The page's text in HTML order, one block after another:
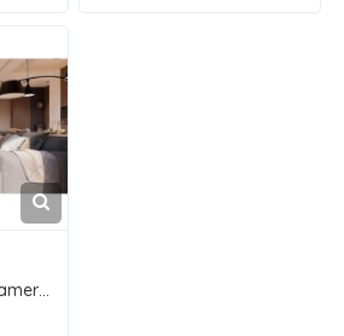
Horizon Pipera – 2 camere | Avans de doar 10% | 2 parcări Klaus incluse